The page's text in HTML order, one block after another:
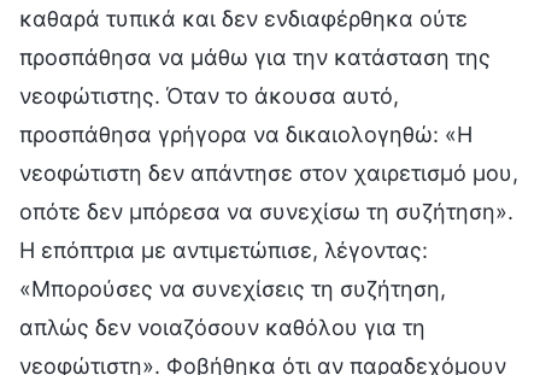
καθαρά τυπικά και δεν ενδιαφέρθηκα ούτε
προσπάθησα να μάθω για την κατάσταση της
νεοφώτιστης. Όταν το άκουσα αυτό,
προσπάθησα γρήγορα να δικαιολογηθώ: «Η
νεοφώτιστη δεν απάντησε στον χαιρετισμό μου,
οπότε δεν μπόρεσα να συνεχίσω τη συζήτηση».
Η επόπτρια με αντιμετώπισε, λέγοντας:
«Μπορούσες να συνεχίσεις τη συζήτηση,
απλώς δεν νοιαζόσουν καθόλου για τη
νεοφώτιστη». Φοβήθηκα ότι αν παραδεχόμουν